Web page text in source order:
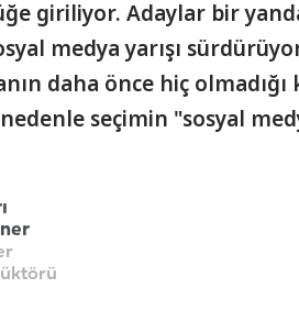
giriliyor. Adaylar bir
medya yarışı
daha önce hiç
seçimin "sosyal